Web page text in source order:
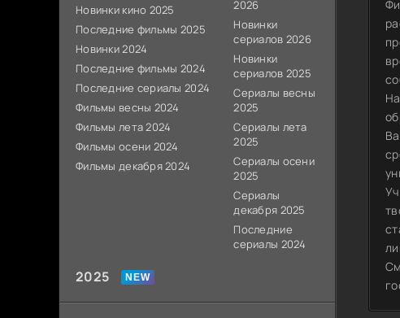
Новинки кино 2025
Последние фильмы 2025
Новинки 2024
Последние фильмы 2024
Последние сериалы 2024
Фильмы весны 2024
Фильмы лета 2024
Фильмы осени 2024
Фильмы декабря 2024
2026
Новинки
сериалов 2026
Новинки
сериалов 2025
Сериалы весны
2025
Сериалы лета
2025
Сериалы осени
2025
Сериалы
декабря 2025
Последние
сериалы 2024
2025